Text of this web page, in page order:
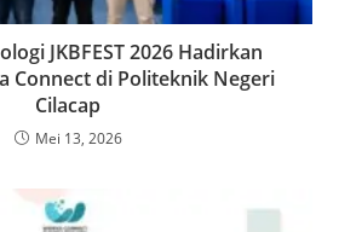
JKBFEST 2026 Hadirkan
Connect di Politeknik Negeri
Cilacap
Mei 13, 2026